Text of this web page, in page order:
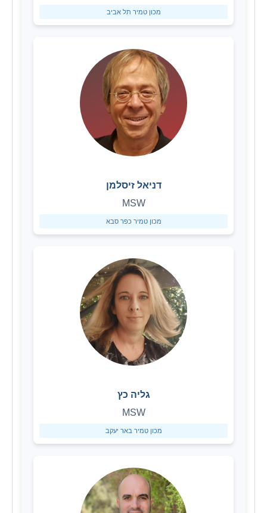
מכון טמיר תל אביב
דניאל זיסלמן
MSW
מכון טמיר כפר סבא
גליה כץ
MSW
מכון טמיר באר יעקב